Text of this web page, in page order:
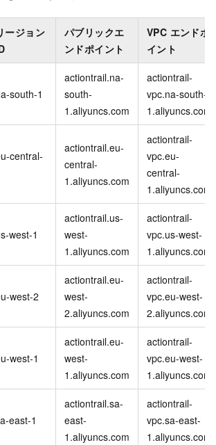
ージョン
パブリックエ
ンドポイント
VPC エンドポ
イント
south-1
actiontrail.na-
south-
1.aliyuncs.com
actiontrail-
vpc.na-south-
1.aliyuncs.com
central-
actiontrail.eu-
central-
1.aliyuncs.com
actiontrail-
vpc.eu-
central-
1.aliyuncs.com
west-1
actiontrail.us-
west-
1.aliyuncs.com
actiontrail-
vpc.us-west-
1.aliyuncs.com
west-2
actiontrail.eu-
west-
2.aliyuncs.com
actiontrail-
vpc.eu-west-
2.aliyuncs.com
west-1
actiontrail.eu-
west-
1.aliyuncs.com
actiontrail-
vpc.eu-west-
1.aliyuncs.com
east-1
actiontrail.sa-
east-
1.aliyuncs.com
actiontrail-
vpc.sa-east-
1.aliyuncs.com